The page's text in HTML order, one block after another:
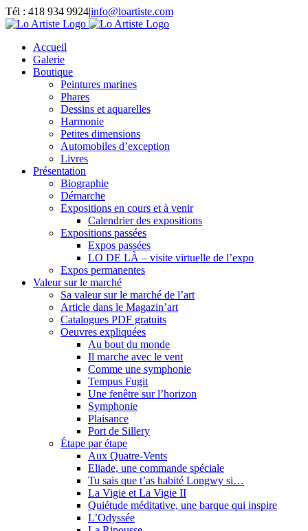
Passer
au
Tél : 418 934 9924|info@loartiste.com
Facebook
Instagram
Email
Pinterest
YouTube
Accueil
Galerie
Boutique
Peintures marines
Phares
Dessins et aquarelles
Harmonie
Petites dimensions
Automobiles d’exception
Livres
Présentation
Biographie
Démarche
Expositions en cours et à venir
Calendrier des expositions
Expositions passées
Expos passées
LO DE LÀ – visite virtuelle de l’expo
Expos permanentes
Valeur sur le marché
Sa valeur sur le marché de l’art
Article dans le Magazin’art
Catalogues PDF gratuits
Oeuvres expliquées
Au bout du monde
Il marche avec le vent
Comme une symphonie
Tempus Fugit
Une fenêtre sur l’horizon
Symphonie
Plaisance
Port de Sillery
Étape par étape
Aux Quatre-Vents
Eliade, une commande spéciale
Tu sais que t’as habité Longwy si…
La Vigie et La Vigie II
Quiétude méditative, une barque qui inspire
L’Odyssée